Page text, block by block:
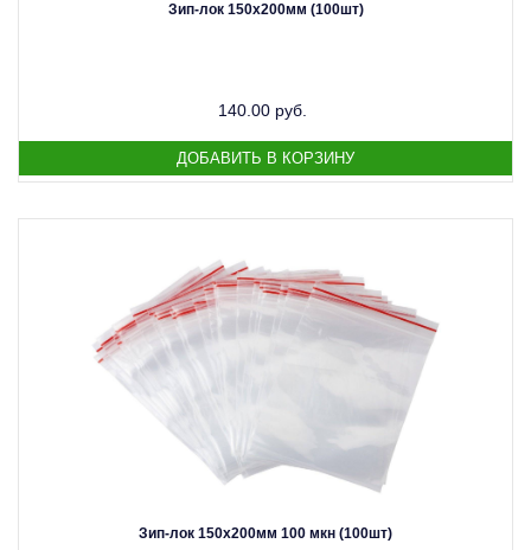
Зип-лок 150х200мм (100шт)
140.00 руб.
Зип-лок 150х200мм 100 мкн (100шт)